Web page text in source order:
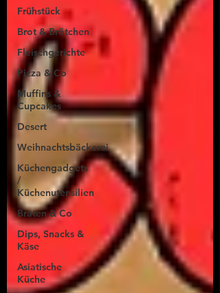
Frühstück
Brot & Brötchen
Fleischgerichte
Pizza & Co
Muffins &
Cupcakes
Desert
Weihnachtsbäckerei
Küchengadgets
/
Küchenutensilien
Braten & Co
Dips, Snacks &
Käse
Asiatische
Küche